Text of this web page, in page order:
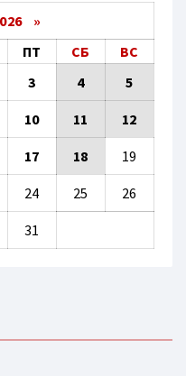
»
ПТ СБ
ВС
3 4 5
10 11 12
17 18 19
24 25 26
31